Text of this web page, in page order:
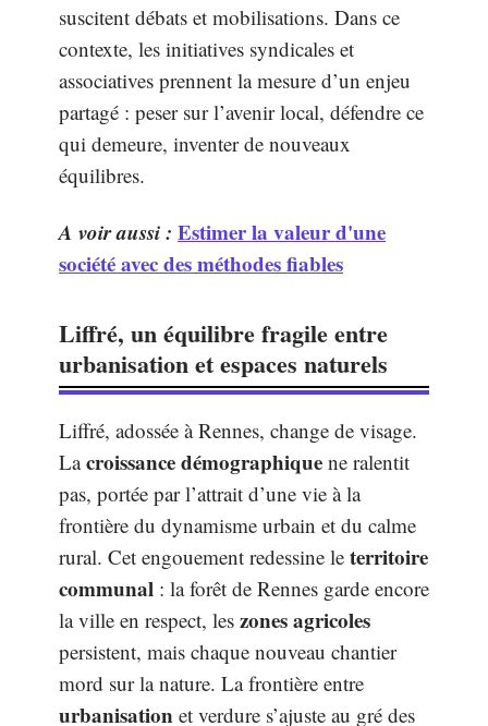
suscitent débats et mobilisations. Dans ce
contexte, les initiatives syndicales et
associatives prennent la mesure d’un enjeu
partagé : peser sur l’avenir local, défendre ce
qui demeure, inventer de nouveaux
équilibres.
A voir aussi : Estimer la valeur d'une
société avec des méthodes fiables
Liffré, un équilibre fragile entre
urbanisation et espaces naturels
Liffré, adossée à Rennes, change de visage.
Lacroissance démographique ne ralentit
pas, portée par l’attrait d’une vie à la
frontière du dynamisme urbain et du calme
rural. Cet engouement redessine le territoire
communal : la forêt de Rennes garde encore
la ville en respect, les zones agricoles
persistent, mais chaque nouveau chantier
mord sur la nature. La frontière entre
urbanisation et verdure s’ajuste au gré des